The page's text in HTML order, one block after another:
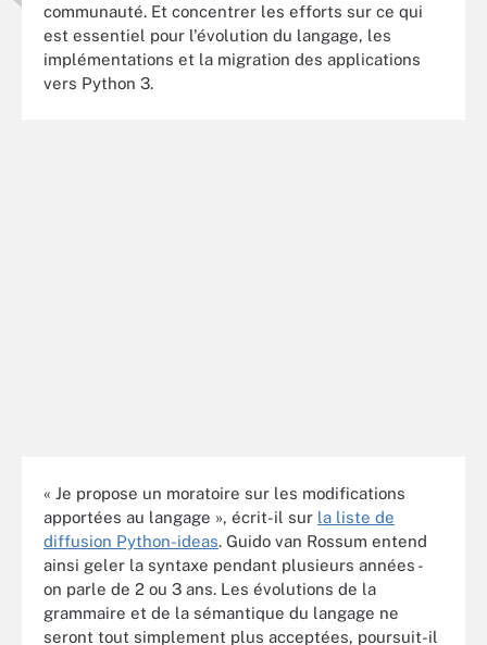
communauté. Et concentrer les efforts sur ce qui
est essentiel pour l'évolution du langage, les
implémentations et la migration des applications
vers Python 3.
« Je propose un moratoire sur les modifications
apportées au langage », écrit-il sur la liste de
diffusion Python-ideas. Guido van Rossum entend
ainsi geler la syntaxe pendant plusieurs années -
on parle de 2 ou 3 ans. Les évolutions de la
grammaire et de la sémantique du langage ne
seront tout simplement plus acceptées, poursuit-il